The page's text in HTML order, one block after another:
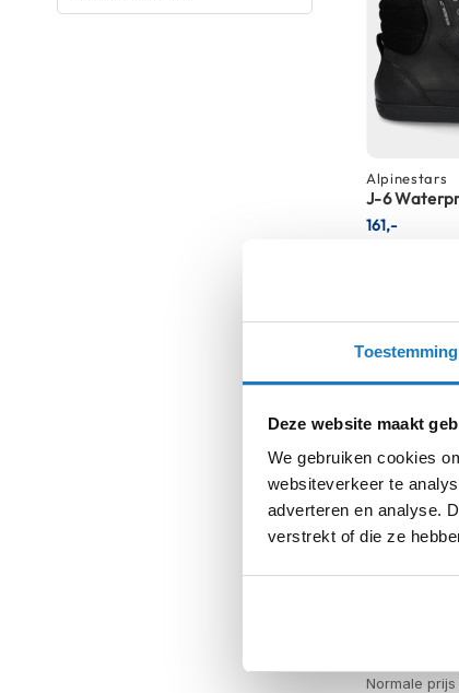
Toestemming
Deze website maakt
We gebruiken cookies
websiteverkeer te
adverteren en analyse.
verstrekt of die ze
Motorkleding
Alpinestars
J-6
161,-
Normale prijs